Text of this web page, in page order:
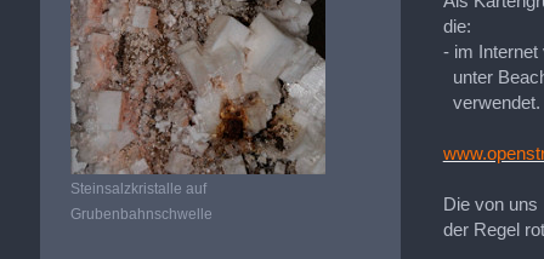
die:
- im Internet
unter
verwendet.
Die von uns
der Regel
Steinsalzkristalle auf
Grubenbahnschwelle